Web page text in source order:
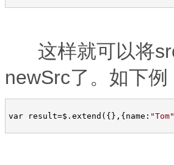
这样就可以将
newSrc了。如下例
var result=$.extend({},{name: "Tom"